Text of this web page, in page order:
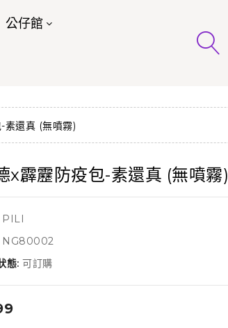
公仔館
素還真 (無噴霧)
x霹靂防疫包-素還真 (無噴霧)
PILI
NG80002
態: 可訂購